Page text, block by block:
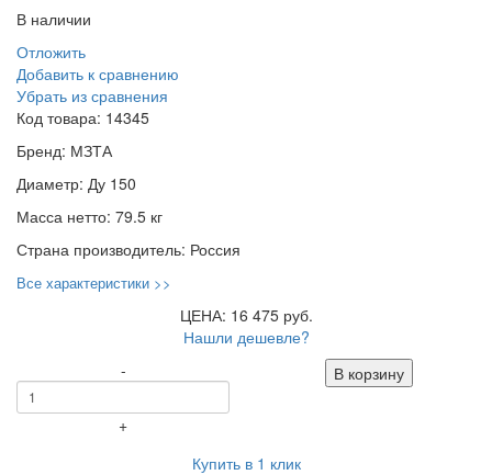
В наличии
Отложить
Добавить к сравнению
Убрать из сравнения
Код товара: 14345
Бренд: МЗТА
Диаметр: Ду 150
Масса нетто: 79.5 кг
Страна производитель: Россия
Все характеристики >>
ЦЕНА: 16 475 руб.
Нашли дешевле?
-
+
В корзину
Купить в 1 клик